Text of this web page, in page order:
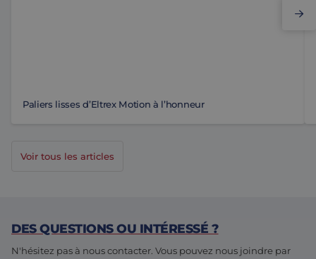
Paliers lisses d’Eltrex Motion à l’honneur
Voir tous les articles
DES QUESTIONS OU INTÉRESSÉ ?
N'hésitez pas à nous contacter. Vous pouvez nous joindre par